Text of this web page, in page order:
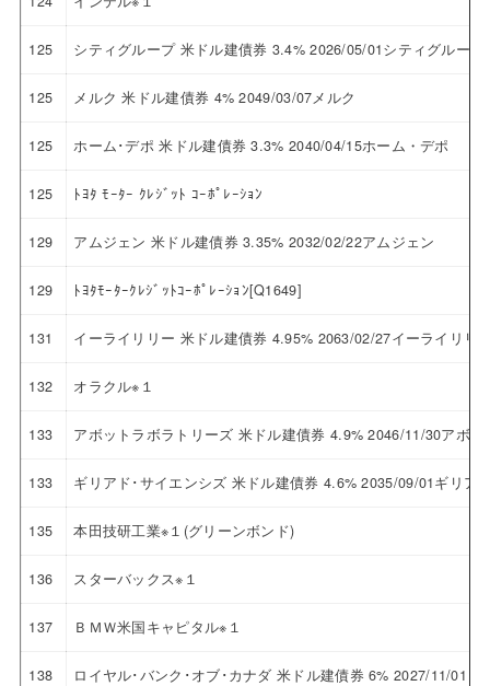
125 シティグループ 米ドル建債券 3.4% 2026/05/01シティグループ
125 メルク 米ドル建債券 4% 2049/03/07メルク
125 ホーム･デポ 米ドル建債券 3.3% 2040/04/15ホーム・デポ
125 ﾄﾖﾀ ﾓｰﾀｰ ｸﾚｼﾞｯﾄ ｺｰﾎﾟﾚｰｼｮﾝ
129 アムジェン 米ドル建債券 3.35% 2032/02/22アムジェン
129 ﾄﾖﾀﾓｰﾀｰｸﾚｼﾞｯﾄｺｰﾎﾟﾚｰｼｮﾝ[Q1649]
131 イーライリリー 米ドル建債券 4.95% 2063/02/27イーライリリ
132 オラクル※１
133 アボットラボラトリーズ 米ドル建債券 4.9% 2046/11/30アボ
133 ギリアド･サイエンシズ 米ドル建債券 4.6% 2035/09/01ギリア
135 本田技研工業※１(グリーンボンド)
136 スターバックス※１
137 ＢＭＷ米国キャピタル※１
138 ロイヤル･バンク･オブ･カナダ 米ドル建債券 6% 2027/11/01ロ